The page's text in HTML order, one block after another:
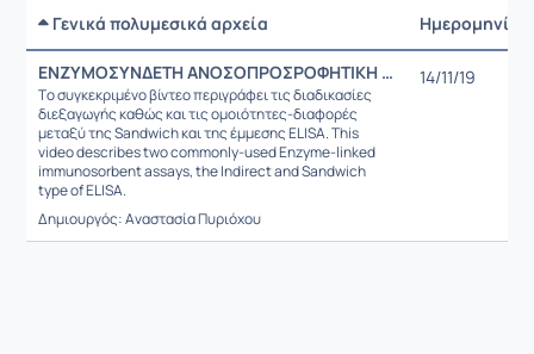
Γενικά πολυμεσικά αρχεία Ημερομηνία
ΕΝΖΥΜΟΣΥΝΔΕΤΗ ΑΝΟΣΟΠΡΟΣΡΟΦΗΤΙΚΗ ΜΕΤΡΗΣΗ (ELISA)
Tο συγκεκριμένο βίντεο περιγράφει τις διαδικασίες
διεξαγωγής καθώς και τις ομοιότητες-διαφορές
μεταξύ της Sandwich και της έμμεσης ELISA. This
video describes two commonly-used Enzyme-linked
immunosorbent assays, the Indirect and Sandwich
type of ELISA.
Δημιουργός: Αναστασία Πυριόχου
14/11/19